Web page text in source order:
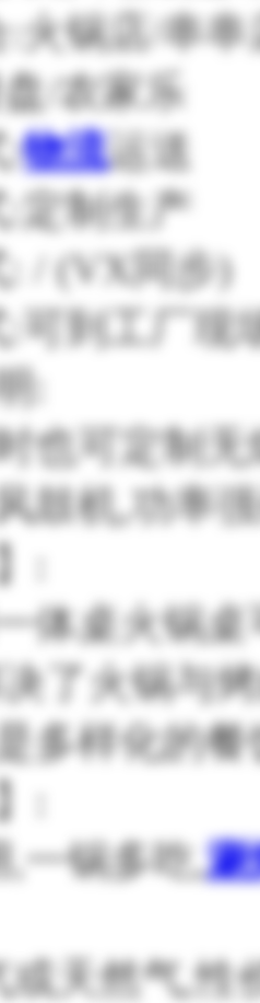
火锅店/串
/农家乐
:物流运送
定制生产
/ (VX同步)
可到工厂现
:
也可定制
鼓机,功率
:
体桌火锅
了火锅与
多样化的餐
:
,一锅多吃,涮
或天然气,